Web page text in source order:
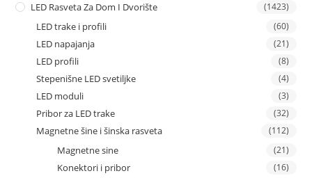
LED Rasveta Za Dom I Dvorište (1423)
LED trake i profili (60)
LED napajanja (21)
LED profili (8)
Stepenišne LED svetiljke (4)
LED moduli (3)
Pribor za LED trake (32)
Magnetne šine i šinska rasveta (112)
Magnetne sine (21)
Konektori i pribor (16)